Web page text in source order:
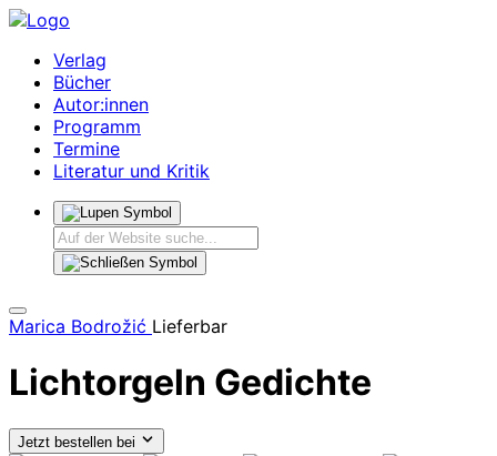
Verlag
Bücher
Autor:innen
Programm
Termine
Literatur und Kritik
Marica Bodrožić Lieferbar
Lichtorgeln Gedichte
Jetzt bestellen bei